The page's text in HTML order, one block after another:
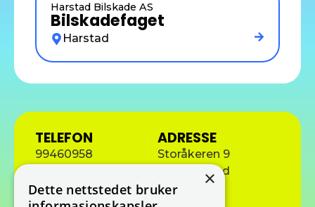
Harstad Bilskade AS
Bilskadefaget
Harstad
TELEFON
99460958
E-POST
tron@harstadbilskade.no
ADRESSE
Storåkeren 9
9411 Harstad
×
Dette nettstedet bruker